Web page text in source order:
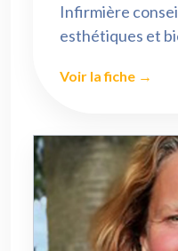
Infirmière
esthétiques et
Voir la fiche →